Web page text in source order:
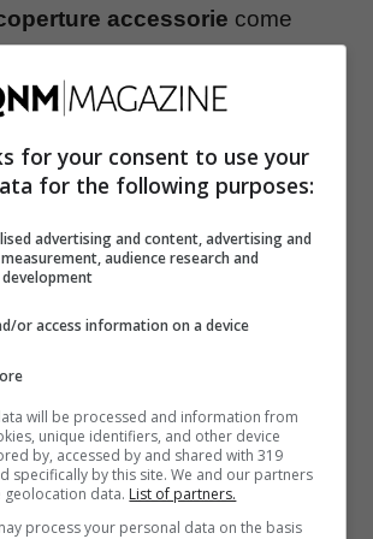
accessorie come
o incidente, disponibile 24 ore
dei Paesi europei.
la patente da poco tempo,
esperti . Ad esempio,
i neopatentati non possono
km/h, mentre sullestrade
principaliil limite è di 90 km/h,
for your consent to use your
for the following purposes:
advertising and content, advertising and
audience research and
development
or access information on a device
will be processed and information from
unique identifiers, and other device
by, accessed by and shared with 319
specifically by this site. We and our partners
geolocation data. List of partners.
process your personal data on the basis